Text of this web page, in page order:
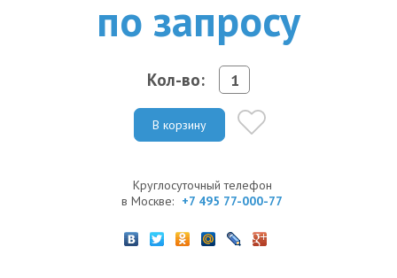
по запросу
Кол-во:
В корзину
Круглосуточный телефон
в Москве: +7 495 77-000-77